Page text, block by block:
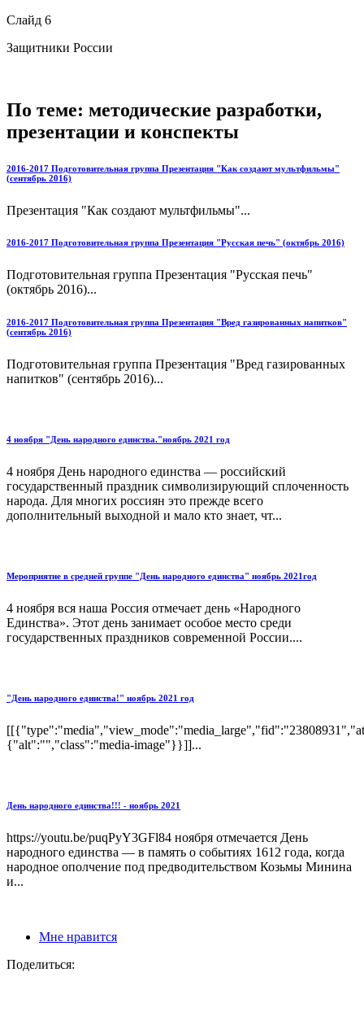
Слайд 6
Защитники России
По теме: методические разработки,
презентации и конспекты
2016-2017 Подготовительная группа Презентация "Как создают мультфильмы"
(сентябрь 2016)
Презентация "Как создают мультфильмы"...
2016-2017 Подготовительная группа Презентация "Русская печь" (октябрь 2016)
Подготовительная группа Презентация "Русская печь"
(октябрь 2016)...
2016-2017 Подготовительная группа Презентация "Вред газированных напитков"
(сентябрь 2016)
Подготовительная группа Презентация "Вред газированных
напитков" (сентябрь 2016)...
4 ноября "День народного единства."ноябрь 2021 год
4 ноября День народного единства — российский
государственный праздник символизирующий сплоченность
народа. Для многих россиян это прежде всего
дополнительный выходной и мало кто знает, чт...
Мероприятие в средней группе "День народного единства" ноябрь 2021год
4 ноября вся наша Россия отмечает день «Народного
Единства». Этот день занимает особое место среди
государственных праздников современной России....
"День народного единства!" ноябрь 2021 год
{"alt":"","class":"media-image"}}]]...
День народного единства!!! - ноябрь 2021
https://youtu.be/puqPyY3GFl84 ноября отмечается День
народного единства — в память о событиях 1612 года, когда
народное ополчение под предводительством Козьмы Минина
и...
Мне нравится
Поделиться: